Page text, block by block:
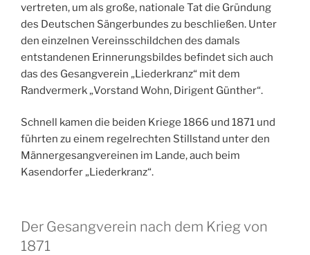
vertreten, um als große, nationale Tat die Gründung
des Deutschen Sängerbundes zu beschließen. Unter
den einzelnen Vereinsschildchen des damals
entstandenen Erinnerungsbildes befindet sich auch
das des Gesangverein „Liederkranz“ mit dem
Randvermerk „Vorstand Wohn, Dirigent Günther“.
Schnell kamen die beiden Kriege 1866 und 1871 und
führten zu einem regelrechten Stillstand unter den
Männergesangvereinen im Lande, auch beim
Kasendorfer „Liederkranz“.
Der Gesangverein nach dem Krieg von
1871